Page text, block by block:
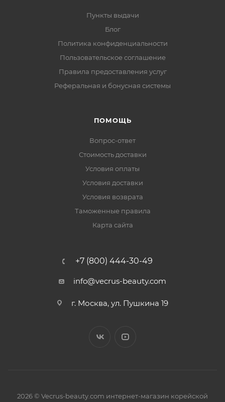
Пункты выдачи
Блог
Политика конфиденциальности
Пользовательское соглашение
Правила предоставления услуг
Реферальная и бонусная системы
ПОМОЩЬ
Вопрос-ответ
Стоимость доставки
Условия оплаты
Условия доставки
Условия возврата
Таможенные правила
Карта сайта
+7 (800) 444-30-49
info@vecrus-beauty.com
г. Москва, ул. Пушкина 19
2026 © Vecrus-beauty.com интернет-магазин корейской